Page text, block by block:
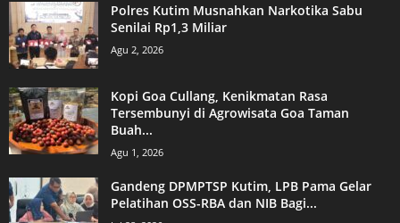
Polres Kutim Musnahkan Narkotika Sabu
Senilai Rp1,3 Miliar
Agu 2, 2026
Kopi Goa Cullang, Kenikmatan Rasa
Tersembunyi di Agrowisata Goa Taman
Buah...
Agu 1, 2026
Gandeng DPMPTSP Kutim, LPB Pama Gelar
Pelatihan OSS-RBA dan NIB Bagi...